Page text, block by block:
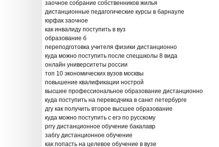
заочное собрание собственников жилья
дистанционные педагогические курсы в барнауле
юрфак заочное
как инвалиду поступить в вуз
образование б
переподготовка учителя физики дистанционно
куда можно поступить после спецшколы 8 вида
онлайн университеты россии
топ 10 экономических вузов москвы
повышение квалификации нострой
высшее профессиональное образование дистанционно
куда поступить на переводчика в санкт петербурге
дгу как получить второе высшее образование
куда можно поступить с егэ по русскому
рггу дистанционное обучение бакалавр
забгу дистанционное обучение
как попасть на целевое обучение в вузе